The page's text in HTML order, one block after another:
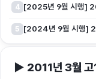
4 [2025년 9월 시행]
5 [2024년 9월 시행]
▶ 2011년 3월 고